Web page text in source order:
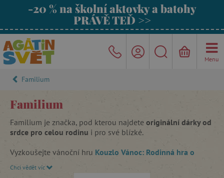
-20 % na školní aktovky a batohy
PRÁVĚ TEĎ >>
Menu
Familium
Familium
Familium je značka, pod kterou najdete originální dárky od
srdce pro celou rodinu i pro své blízké.
Vyzkoušejte vánoční hru Kouzlo Vánoc: Rodinná hra o
Betléma, plňte zábavné úkoly a získejte dary pro malého
Chci vědět víc